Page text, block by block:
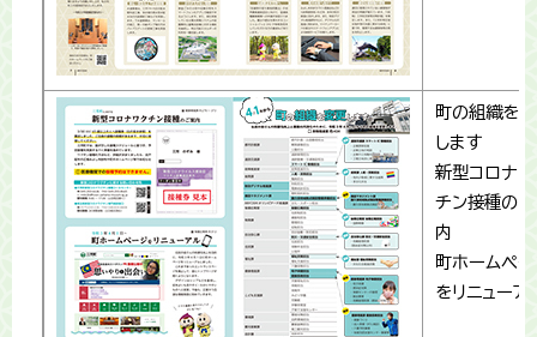
町の組織を
します
新型コロナワ
チン接種の
内
町ホームペ
をリニューア